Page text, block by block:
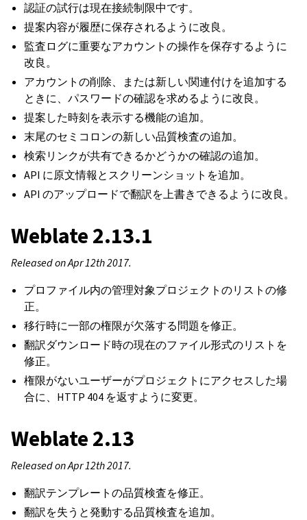
認証の試行は現在接続制限中です。
提案内容が履歴に保存されるように改良。
監査ログに重要なアカウントの操作を保存するように
改良。
アカウントの削除、または新しい関連付けを追加する
ときに、パスワードの確認を求めるように改良。
提案した時刻を表示する機能の追加。
末尾のセミコロンの新しい品質検査の追加。
検索リンクが共有できるかどうかの確認の追加。
API に原文情報とスクリーンショットを追加。
API のアップロードで翻訳を上書きできるように改良。
Weblate 2.13.1
Released on Apr 12th 2017.
プロファイル内の管理対象プロジェクトのリストの修
正。
移行時に一部の権限が欠落する問題を修正。
翻訳ダウンロード時の現在のファイル形式のリストを
修正。
権限がないユーザーがプロジェクトにアクセスした場
合に、HTTP 404 を返すように変更。
Weblate 2.13
Released on Apr 12th 2017.
翻訳テンプレートの品質検査を修正。
翻訳を失うと発動する品質検査を追加。